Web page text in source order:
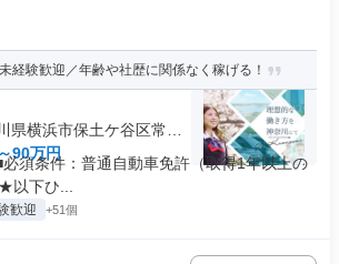
経験歓迎／年齢や社歴に関係なく稼げる！
県横浜市保土ケ谷区常盤
90万円
須条件：普通自動車免許（取得1年以上の
以下ひ...
歓迎 +51個